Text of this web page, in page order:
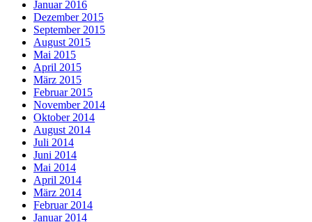
Januar 2016
Dezember 2015
September 2015
August 2015
Mai 2015
April 2015
März 2015
Februar 2015
November 2014
Oktober 2014
August 2014
Juli 2014
Juni 2014
Mai 2014
April 2014
März 2014
Februar 2014
Januar 2014